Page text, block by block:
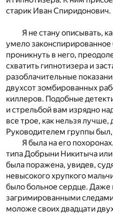
старик Иван Спиридонович.
Я не стану описывать,
умело законспирированное
проникнуть в него,
схватить гипнотизера и
разоблачительные
двухсот зомбированных
киллеров. Подобные
и стрельбой вам изрядно
все трое, как нельзя лучше,
Руководителем группы
Я была на его
типа Добрыни Никитыча
была поражена, увидев,
невысокого хрупкого
было больное сердце. Даже
загримированными
моложе своих двадцати